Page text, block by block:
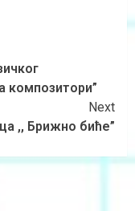
Next
,, Брижно биће”